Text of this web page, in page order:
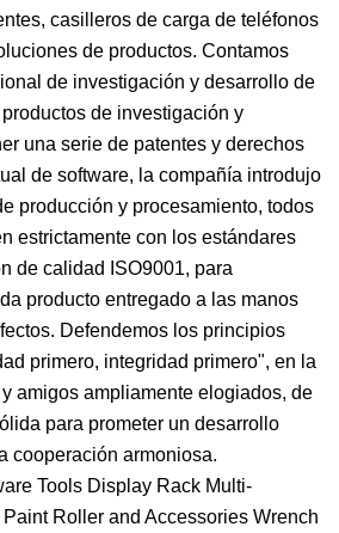
casilleros de carga de teléfonos
de productos. Contamos
de investigación y desarrollo de
de investigación y
una serie de patentes y derechos
de software, la compañía introdujo
producción y procesamiento, todos
estrictamente con los estándares
de calidad ISO9001, para
producto entregado a las manos
Defendemos los principios
primero, integridad primero", en la
amigos ampliamente elogiados, de
para prometer un desarrollo
cooperación armoniosa.